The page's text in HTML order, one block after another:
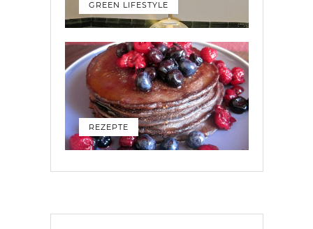
GREEN LIFESTYLE
REZEPTE